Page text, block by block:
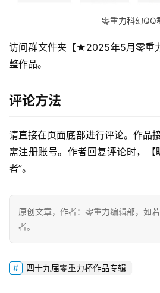
重
幻
征
文
稿
文
章
科
零重力科幻QQ
访问群文件夹【★2025年5月零重
整作品。
评论方法
请直接在页面底部进行评论。作品
需注册账号。作者回复评论时，【
者”。
原创文章，作者：零重力编辑部，如
者。
四十九届零重力杯作品专辑